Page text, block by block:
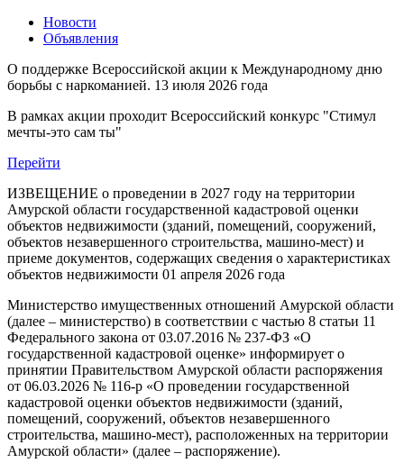
Новости
Объявления
О поддержке Всероссийской акции к Международному дню
борьбы с наркоманией. 13 июля 2026 года
В рамках акции проходит Всероссийский конкурс "Стимул
мечты-это сам ты"
Перейти
ИЗВЕЩЕНИЕ о проведении в 2027 году на территории
Амурской области государственной кадастровой оценки
объектов недвижимости (зданий, помещений, сооружений,
объектов незавершенного строительства, машино-мест) и
приеме документов, содержащих сведения о характеристиках
объектов недвижимости 01 апреля 2026 года
Министерство имущественных отношений Амурской области
(далее – министерство) в соответствии с частью 8 статьи 11
Федерального закона от 03.07.2016 № 237-ФЗ «О
государственной кадастровой оценке» информирует о
принятии Правительством Амурской области распоряжения
от 06.03.2026 № 116-р «О проведении государственной
кадастровой оценки объектов недвижимости (зданий,
помещений, сооружений, объектов незавершенного
строительства, машино-мест), расположенных на территории
Амурской области» (далее – распоряжение).